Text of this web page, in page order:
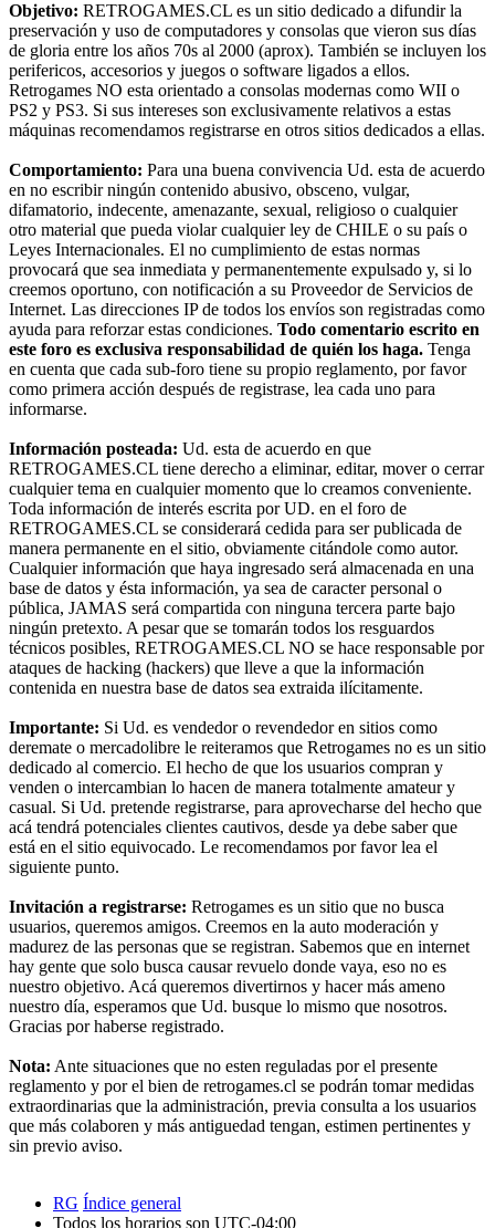
Objetivo: RETROGAMES.CL es un sitio dedicado a difundir la
preservación y uso de computadores y consolas que vieron sus días
de gloria entre los años 70s al 2000 (aprox). También se incluyen los
perifericos, accesorios y juegos o software ligados a ellos.
Retrogames NO esta orientado a consolas modernas como WII o
PS2 y PS3. Si sus intereses son exclusivamente relativos a estas
máquinas recomendamos registrarse en otros sitios dedicados a ellas.
Comportamiento: Para una buena convivencia Ud. esta de acuerdo
en no escribir ningún contenido abusivo, obsceno, vulgar,
difamatorio, indecente, amenazante, sexual, religioso o cualquier
otro material que pueda violar cualquier ley de CHILE o su país o
Leyes Internacionales. El no cumplimiento de estas normas
provocará que sea inmediata y permanentemente expulsado y, si lo
creemos oportuno, con notificación a su Proveedor de Servicios de
Internet. Las direcciones IP de todos los envíos son registradas como
ayuda para reforzar estas condiciones. Todo comentario escrito en
este foro es exclusiva responsabilidad de quién los haga. Tenga
en cuenta que cada sub-foro tiene su propio reglamento, por favor
como primera acción después de registrase, lea cada uno para
informarse.
Información posteada: Ud. esta de acuerdo en que
RETROGAMES.CL tiene derecho a eliminar, editar, mover o cerrar
cualquier tema en cualquier momento que lo creamos conveniente.
Toda información de interés escrita por UD. en el foro de
RETROGAMES.CL se considerará cedida para ser publicada de
manera permanente en el sitio, obviamente citándole como autor.
Cualquier información que haya ingresado será almacenada en una
base de datos y ésta información, ya sea de caracter personal o
pública, JAMAS será compartida con ninguna tercera parte bajo
ningún pretexto. A pesar que se tomarán todos los resguardos
técnicos posibles, RETROGAMES.CL NO se hace responsable por
ataques de hacking (hackers) que lleve a que la información
contenida en nuestra base de datos sea extraida ilícitamente.
Importante: Si Ud. es vendedor o revendedor en sitios como
deremate o mercadolibre le reiteramos que Retrogames no es un sitio
dedicado al comercio. El hecho de que los usuarios compran y
venden o intercambian lo hacen de manera totalmente amateur y
casual. Si Ud. pretende registrarse, para aprovecharse del hecho que
acá tendrá potenciales clientes cautivos, desde ya debe saber que
está en el sitio equivocado. Le recomendamos por favor lea el
siguiente punto.
Invitación a registrarse: Retrogames es un sitio que no busca
usuarios, queremos amigos. Creemos en la auto moderación y
madurez de las personas que se registran. Sabemos que en internet
hay gente que solo busca causar revuelo donde vaya, eso no es
nuestro objetivo. Acá queremos divertirnos y hacer más ameno
nuestro día, esperamos que Ud. busque lo mismo que nosotros.
Gracias por haberse registrado.
Nota: Ante situaciones que no esten reguladas por el presente
reglamento y por el bien de retrogames.cl se podrán tomar medidas
extraordinarias que la administración, previa consulta a los usuarios
que más colaboren y más antiguedad tengan, estimen pertinentes y
sin previo aviso.
RG Índice general
Todos los horarios son UTC-04:00